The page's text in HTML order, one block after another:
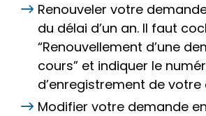
Renouveler votre
du délai d’un an. Il faut
“Renouvellement d’une
cours” et indiquer le
d’enregistrement de
Modifier votre demande